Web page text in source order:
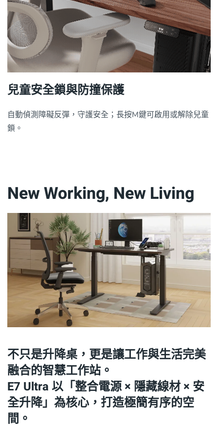
兒童安全鎖與防撞保護
自動偵測障礙反彈，守護安全；長按M鍵可啟用或解除兒童
鎖。
New Working, New Living
不只是升降桌，更是讓工作與生活完美
融合的智慧工作站。
E7 Ultra 以「整合電源 × 隱藏線材 × 安
全升降」為核心，打造極簡有序的空
間。